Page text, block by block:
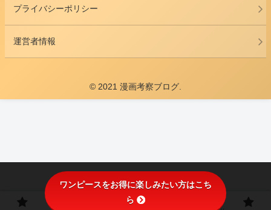
プライバシーポリシー
運営者情報
© 2021 漫画考察ブログ.
ワンピースをお得に楽しみたい方はこち
ら